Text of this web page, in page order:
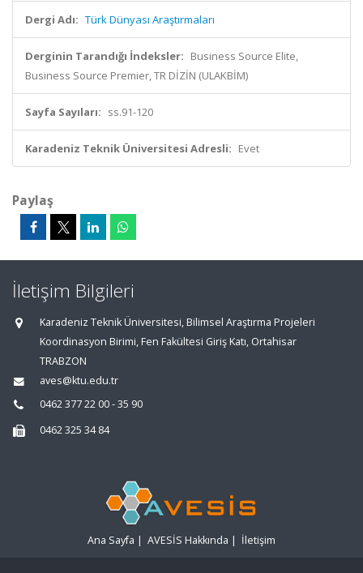
Dergi Adı: Türk Dünyası Araştırmaları
Derginin Tarandığı İndeksler: Business Source Elite,
Business Source Premier, TR DİZİN (ULAKBİM)
Sayfa Sayıları: ss.91-120
Karadeniz Teknik Üniversitesi Adresli: Evet
Paylaş
İletişim Bilgileri
Karadeniz Teknik Üniversitesi, Bilimsel Araştırma Projeleri
Koordinasyon Birimi, Fen Fakültesi Giriş Katı, Ortahisar
TRABZON
aves@ktu.edu.tr
0462 377 22 00 - 35 90
0462 325 34 84
Ana Sayfa | AVESİS Hakkında | İletişim